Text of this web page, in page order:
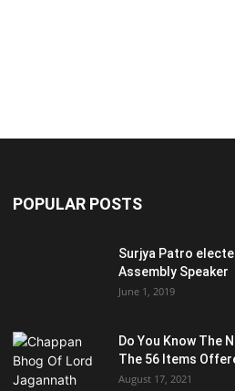
POPULAR POSTS
Surjya Patro
Assembly Speaker
June 1, 2019
Do You Know The
The 56 Items
August 17, 2021